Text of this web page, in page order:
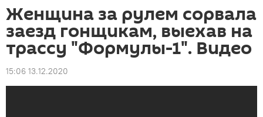
Женщина за рулем сорвала
заезд гонщикам, выехав на
трассу "Формулы-1". Видео
15:06 13.12.2020